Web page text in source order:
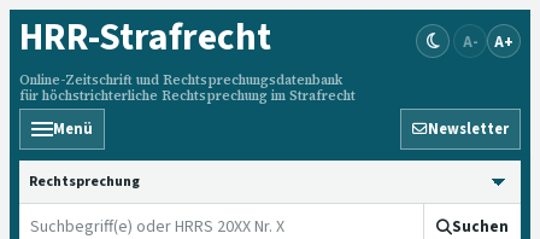
HRR-Strafrecht
Online-Zeitschrift und Rechtsprechungsdatenbank
für höchstrichterliche Rechtsprechung im Strafrecht
A- A+
Menü Newsletter
HRRS durchsuchen
Suchen